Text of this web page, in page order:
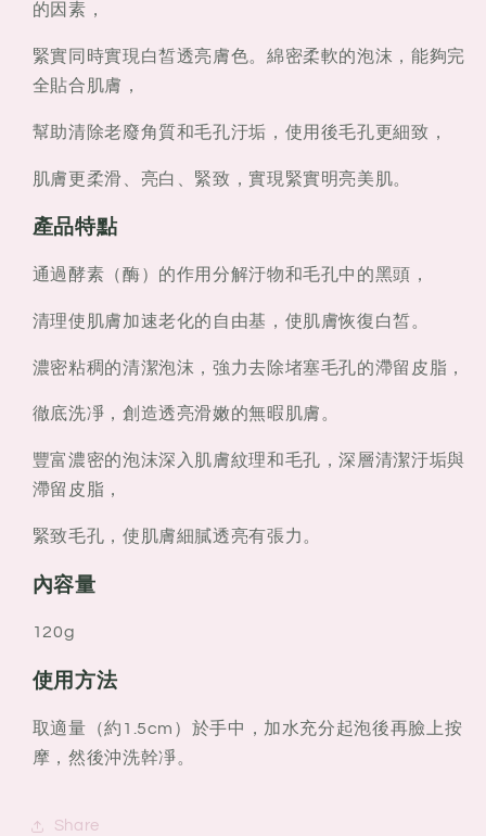
的因素，
緊實同時實現白皙透亮膚色。綿密柔軟的泡沫，能夠完
全貼合肌膚，
幫助清除老廢角質和毛孔汙垢，使用後毛孔更細致，
肌膚更柔滑、亮白、緊致，實現緊實明亮美肌。
產品特點
通過酵素（酶）的作用分解汙物和毛孔中的黑頭，
清理使肌膚加速老化的自由基，使肌膚恢復白皙。
濃密粘稠的清潔泡沫，強力去除堵塞毛孔的滯留皮脂，
徹底洗凈，創造透亮滑嫩的無暇肌膚。
豐富濃密的泡沫深入肌膚紋理和毛孔，深層清潔汙垢與
滯留皮脂，
緊致毛孔，使肌膚細膩透亮有張力。
內容量
120g
使用方法
取適量（約1.5cm）於手中，加水充分起泡後再臉上按
摩，然後沖洗幹凈。
Share